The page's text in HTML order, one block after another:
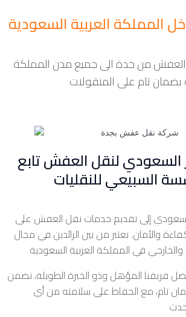
المملكة العربية السعودية
من جدة الى جميع مدن المملكة
السعودي لنقل العفش تابع
السبيعي للنقليات
إلى تقديم خدمات نقل العفش على
والأمان. نعتبر من بين الرائدين في مجال
فريقنا المؤهل وذو الخبرة الطويلة، نضمن
تام، مع الحفاظ على سلامته من أي